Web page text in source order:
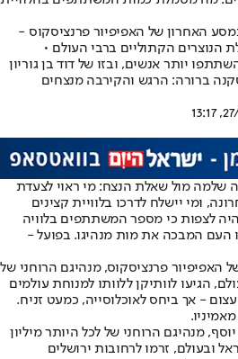
נכחו במסע האחרון של האפיפיור פרנציסקוס -
הקתוליים ברבי העולם •
יותר אנשים, ובזו של דוד בן גוריון
ברורה: הרגש והקירבה מנצחים
27/
שלמה מול שאלת הנצח: מי ראוי לצעדת
ומי יישלח לדרכו בלוויית קצינים
לצפות כי מספר המשתתפים בלוויה
העם המבכה את מות מנהיגו. בפועל -
פרנציסקוס, מנהיגם הרוחני של
הגיעו לוותיקן ללוותו למנוחת עולמים
עצום - אך ביחס לאוכלוסייה, כמעט זניח.
מנהיגם הרוחני של לכל היותר מיליון
ובעולם, זרמו לרחובות ירושלים